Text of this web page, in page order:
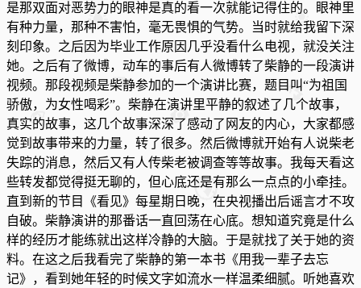
是那双面对恶势力的眼神是真的看一次就能记得住的。眼神里
有种力量，那种不害怕，毫无畏惧的气势。当时就给我留下深
刻印象。之后因为毕业工作原因几乎没看什么电视，就没关注
她。之后有了微博，动车的事后有人微博转了柴静的一段演讲
视频。那段视频是柴静参加的一个演讲比赛，题目叫“为祖国
骄傲，为女性喝彩”。柴静在演讲里平静的叙述了几个故事，
真实的故事，这几个故事深深了感动了网友的内心，大家都感
觉到故事带来的力量，转了很多。然后微博就开始有人说柴老
失踪的消息，然后又有人传柴老被调查等等故事。我每天看这
些转发都觉得挺无聊的，但心底还是有那么一点点的小牵挂。
直到新的节目《看见》每星期日晚，在央视播出后谣言才不攻
自破。柴静演讲的那番话一直回荡在心底。想知道究竟是什么
样的经历才能练就出这样冷静的大脑。于是就找了关于她的资
料。在这之后我看完了柴静的第一本书《用我一辈子去忘
记》，看到她年轻的时候文字如流水一样温柔细腻。听她喜欢